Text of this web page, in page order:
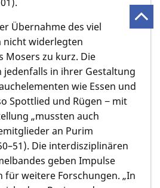
Übernahme des viel
nicht widerlegten
Mosers zu kurz. Die
jedenfalls in ihrer Gestaltung
wie Essen und
Spottlied und Rügen − mit
„mussten auch
an Purim
Die interdisziplinären
geben Impulse
für weitere Forschungen. „In